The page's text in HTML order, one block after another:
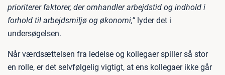
prioriterer faktorer, der omhandler arbejdstid og indhold i
forhold til arbejdsmiljø og økonomi,” lyder det i
undersøgelsen.
Når værdsættelsen fra ledelse og kollegaer spiller så stor
en rolle, er det selvfølgelig vigtigt, at ens kollegaer ikke går